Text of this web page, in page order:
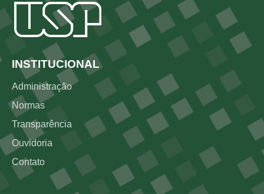
Rodapé
INSTITUCIONAL
Administração
Normas
Transparência
Ouvidoria
Contato